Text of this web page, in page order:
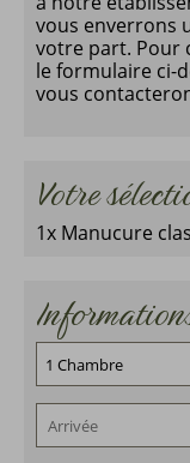
vous enverrons
votre part. Pour
le formulaire ci-
vous
Votre
1x Manucure